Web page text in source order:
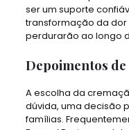
ser um suporte
transformação da
perdurarão ao longo
Depoimentos
A escolha da
dúvida, uma decisão
famílias.